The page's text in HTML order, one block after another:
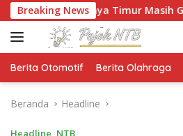
Langsung
ke
konten
Breaking News
Timur Masih Gelap Gulita
Berita Otomotif Berita Olahraga
Beranda Headline
Headline, NTB